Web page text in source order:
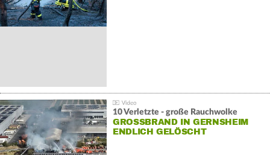
10 Verletzte - große Rauchwolke
GROSSBRAND IN GERNSHEIM E
NDLICH GELÖSCHT